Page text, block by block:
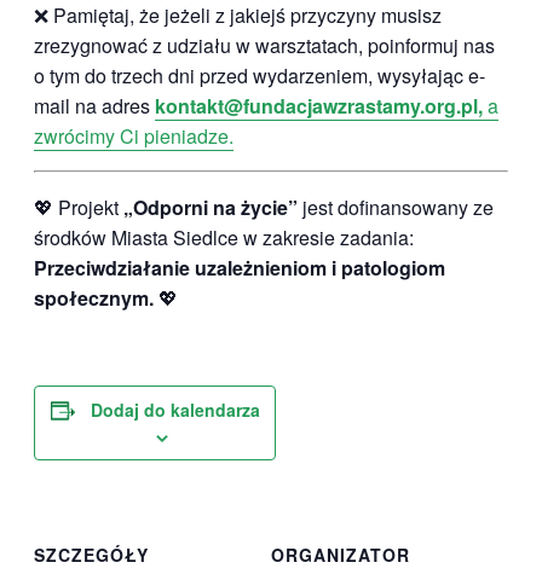
❌ Pamiętaj, że jeżeli z jakiejś przyczyny musisz
zrezygnować z udziału w warsztatach, poinformuj nas
o tym do trzech dni przed wydarzeniem, wysyłając e-
mail na adres kontakt@fundacjawzrastamy.org.pl,a
zwrócimy Ci pieniadze.
💖 Projekt „Odporni na życie” jest dofinansowany ze
środków Miasta Siedlce w zakresie zadania:
Przeciwdziałanie uzależnieniom i patologiom
społecznym. 💖
Dodaj do kalendarza
SZCZEGÓŁY
ORGANIZATOR